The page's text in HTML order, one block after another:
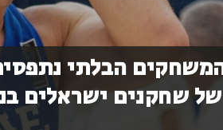
המשחקים הבלתי
של שחקנים ישראלים